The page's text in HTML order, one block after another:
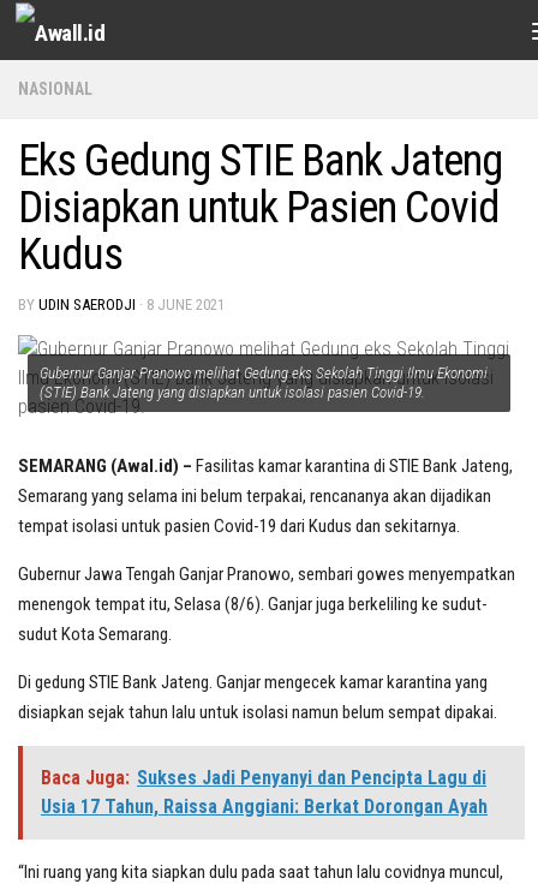
Skip to content
NASIONAL
Eks Gedung STIE Bank Jateng
Disiapkan untuk Pasien Covid
Kudus
BY UDIN SAERODJI · 8 JUNE 2021
Gubernur Ganjar Pranowo melihat Gedung eks Sekolah Tinggi Ilmu Ekonomi
(STIE) Bank Jateng yang disiapkan untuk isolasi pasien Covid-19.
SEMARANG (Awal.id) – Fasilitas kamar karantina di STIE Bank Jateng,
Semarang yang selama ini belum terpakai, rencananya akan dijadikan
tempat isolasi untuk pasien Covid-19 dari Kudus dan sekitarnya.
Gubernur Jawa Tengah Ganjar Pranowo, sembari gowes menyempatkan
menengok tempat itu, Selasa (8/6). Ganjar juga berkeliling ke sudut-
sudut Kota Semarang.
Di gedung STIE Bank Jateng. Ganjar mengecek kamar karantina yang
disiapkan sejak tahun lalu untuk isolasi namun belum sempat dipakai.
Baca Juga: Sukses Jadi Penyanyi dan Pencipta Lagu di
Usia 17 Tahun, Raissa Anggiani: Berkat Dorongan Ayah
“Ini ruang yang kita siapkan dulu pada saat tahun lalu covidnya muncul,